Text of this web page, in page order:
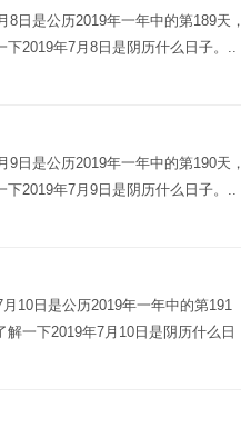
日是公历2019年一年中的第189天，
2019年7月8日是阴历什么日子。..
日是公历2019年一年中的第190天，
2019年7月9日是阴历什么日子。..
10日是公历2019年一年中的第191
一下2019年7月10日是阴历什么日